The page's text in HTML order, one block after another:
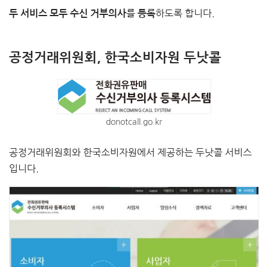
두 서비스 모두 수신 거부의사를 등록하도록 합니다.
공정거래위원회, 한국소비자원 두낫콜
donotcall.go.kr
공정거래위원회와 한국소비자원에서 제공하는 두낫콜 서비스
입니다.